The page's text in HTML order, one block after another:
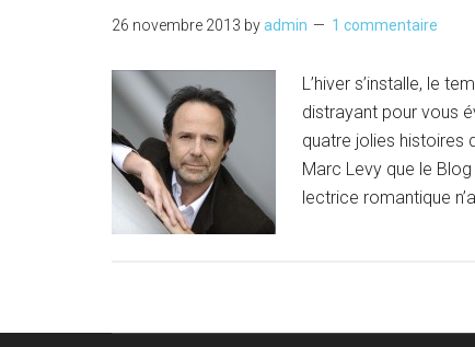
26 novembre 2013 byadmin 1 commentaire
L’hiver s’installe, le
distrayant pour vous
quatre jolies histoires
Marc Levy que le
lectrice romantique